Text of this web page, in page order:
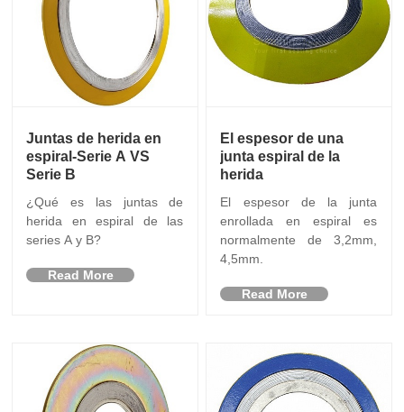
Juntas de herida en
espiral-Serie A VS
Serie B
¿Qué es las juntas de
herida en espiral de las
series A y B?
Read More
El espesor de una
junta espiral de la
herida
El espesor de la junta
enrollada en espiral es
normalmente de 3,2mm,
4,5mm.
Read More